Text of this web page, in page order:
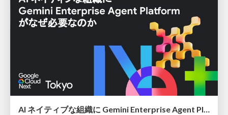
AI ネイティブな組織に Gemini Enterprise Agent Platform がなぜ必要なのか